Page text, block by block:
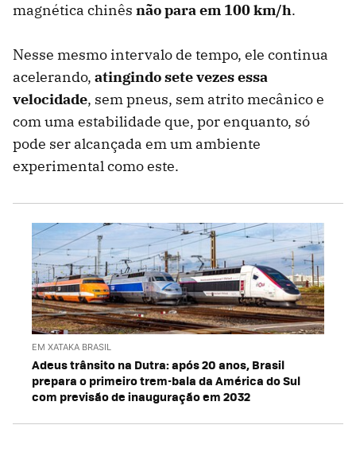
magnética chinês não para em 100 km/h.
Nesse mesmo intervalo de tempo, ele continua
acelerando, atingindo sete vezes essa
velocidade, sem pneus, sem atrito mecânico e
com uma estabilidade que, por enquanto, só
pode ser alcançada em um ambiente
experimental como este.
EM XATAKA BRASIL
Adeus trânsito na Dutra: após 20 anos, Brasil
prepara o primeiro trem-bala da América do Sul
com previsão de inauguração em 2032